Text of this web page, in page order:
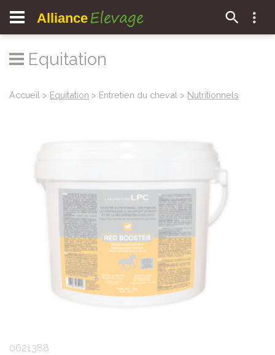
Alliance Elevage
Equitation
Accueil > Equitation > Entretien du cheval > Nutritionnels
0621388